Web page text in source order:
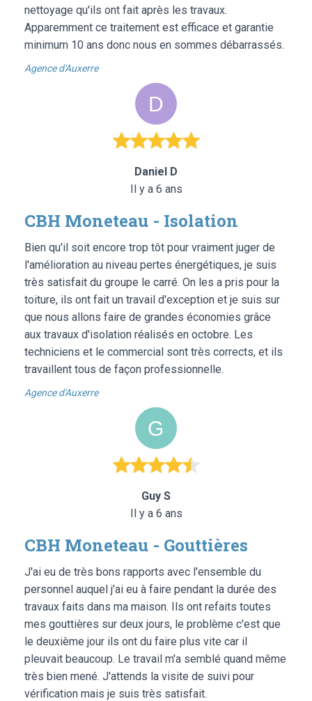
nettoyage qu'ils ont fait après les travaux.
Apparemment ce traitement est efficace et garantie
minimum 10 ans donc nous en sommes débarrassés.
Agence d'Auxerre
Daniel D
Il y a 6 ans
CBH Moneteau - Isolation
Bien qu'il soit encore trop tôt pour vraiment juger de
l'amélioration au niveau pertes énergétiques, je suis
très satisfait du groupe le carré. On les a pris pour la
toiture, ils ont fait un travail d'exception et je suis sur
que nous allons faire de grandes économies grâce
aux travaux d'isolation réalisés en octobre. Les
techniciens et le commercial sont très corrects, et ils
travaillent tous de façon professionnelle.
Agence d'Auxerre
Guy S
Il y a 6 ans
CBH Moneteau - Gouttières
J'ai eu de très bons rapports avec l'ensemble du
personnel auquel j'ai eu à faire pendant la durée des
travaux faits dans ma maison. Ils ont refaits toutes
mes gouttières sur deux jours, le problème c'est que
le deuxième jour ils ont du faire plus vite car il
pleuvait beaucoup. Le travail m'a semblé quand même
très bien mené. J'attends la visite de suivi pour
vérification mais je suis très satisfait.